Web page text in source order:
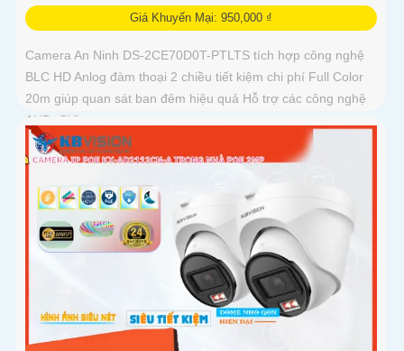
Giá Khuyến Mại: 950,000 ₫
Camera An Ninh DS-2CE70D0T-PTLTS tích hợp công nghệ
BLC HD Anlog đàm thoại 2 chiều tiết kiệm chi phí Full Color
20m giúp quan sát ban đêm hiệu quả Hỗ trợ các công nghệ
AHD, CVI,...